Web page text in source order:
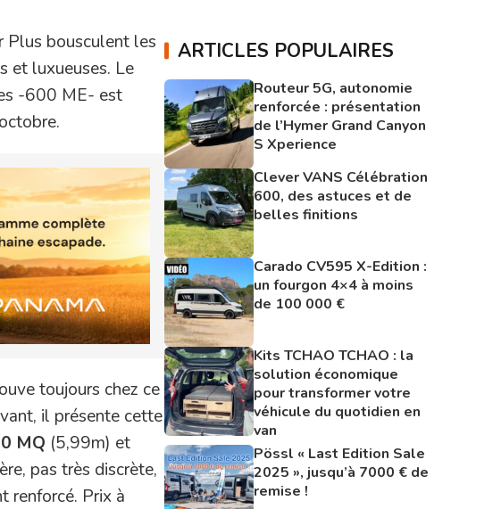
Plus bousculent les
et luxueuses. Le
-600 ME- est
toujours chez ce
il présente cette
MQ (5,99m) et
pas très discrète,
renforcé. Prix à
ARTICLES POPULAIRES
Routeur 5G, autonomie
renforcée : présentation
de l’Hymer Grand Canyon
S Xperience
Clever VANS Célébration
600, des astuces et de
belles finitions
Carado CV595 X-Edition :
un fourgon 4×4 à moins
de 100 000 €
Kits TCHAO TCHAO : la
solution économique
pour transformer votre
véhicule du quotidien en
van
Pössl « Last Edition Sale
2025 », jusqu’à 7000 € de
remise !